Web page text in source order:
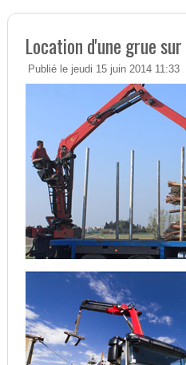
Location d'une grue
Publié le jeudi 15 juin 2014 11:33